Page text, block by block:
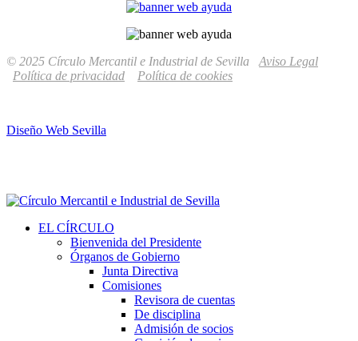
© 2025 Círculo Mercantil e Industrial de Sevilla Aviso Legal
Política de privacidad
Política de cookies
Diseño Web Sevilla
EL CÍRCULO
Bienvenida del Presidente
Órganos de Gobierno
Junta Directiva
Comisiones
Revisora de cuentas
De disciplina
Admisión de socios